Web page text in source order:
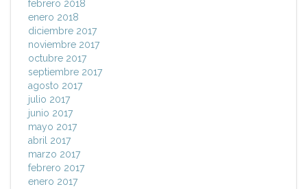
febrero 2018
enero 2018
diciembre 2017
noviembre 2017
octubre 2017
septiembre 2017
agosto 2017
julio 2017
junio 2017
mayo 2017
abril 2017
marzo 2017
febrero 2017
enero 2017